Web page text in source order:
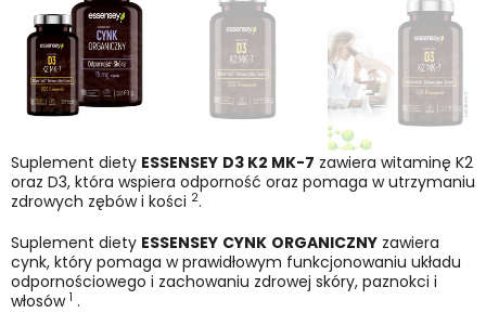
Suplement diety ESSENSEY D3 K2 MK-7 zawiera witaminę K2
oraz D3, która wspiera odporność oraz pomaga w utrzymaniu
zdrowych zębów i kości 2.
Suplement diety ESSENSEY CYNK ORGANICZNY zawiera
cynk, który pomaga w prawidłowym funkcjonowaniu układu
odpornościowego i zachowaniu zdrowej skóry, paznokci i
włosów 1 .